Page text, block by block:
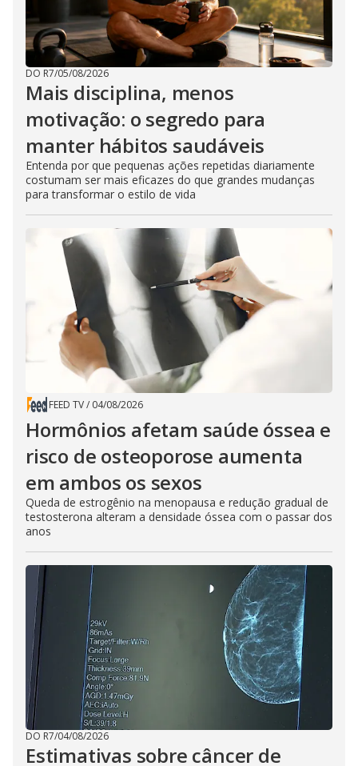
DO R7/05/08/2026
Mais disciplina, menos
motivação: o segredo para
manter hábitos saudáveis
Entenda por que pequenas ações repetidas diariamente
costumam ser mais eficazes do que grandes mudanças
para transformar o estilo de vida
FEED TV/ 04/08/2026
Hormônios afetam saúde óssea e
risco de osteoporose aumenta
em ambos os sexos
Queda de estrogênio na menopausa e redução gradual de
testosterona alteram a densidade óssea com o passar dos
anos
DO R7/04/08/2026
Estimativas sobre câncer de